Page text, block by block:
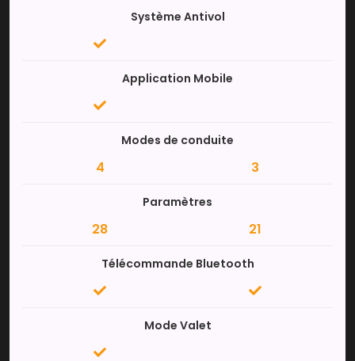
Système Antivol
Application Mobile
Modes de conduite
4 3
Paramètres
28 21
Télécommande Bluetooth
Mode Valet